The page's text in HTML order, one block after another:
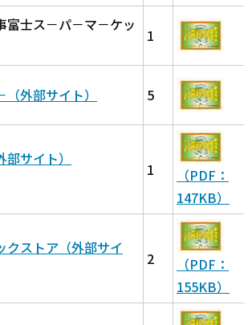
富士ス－パ－マ－ケッ
1
外部サイト） 5
サイト）
1
（PDF：
147KB）
クストア（外部サイ
2
（PDF：
155KB）